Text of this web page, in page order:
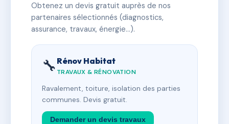
Obtenez un devis gratuit auprès de nos
partenaires sélectionnés (diagnostics,
assurance, travaux, énergie…).
🔧 Rénov Habitat
TRAVAUX & RÉNOVATION
Ravalement, toiture, isolation des parties
communes. Devis gratuit.
Demander un devis travaux